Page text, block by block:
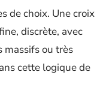
de choix. Une croix
discrète, avec
massifs ou très
cette logique de